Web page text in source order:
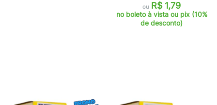
ou R$ 1,79
no boleto à vista ou pix (10%
de desconto)